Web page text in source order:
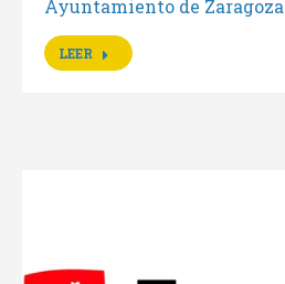
Ayuntamiento de Zaragoza
LEER